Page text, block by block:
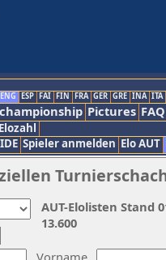
ENG ESP FAI FIN FRA GER GRE INA ITA
Pictures FAQ
Spieler anmelden Elo AUT
Vorname
AUT-Elolisten Stand
13.600